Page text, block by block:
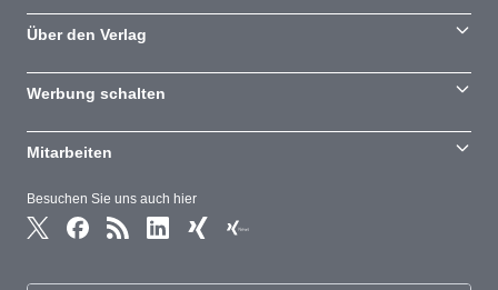
Besuchen Sie uns auch hier
Über den Verlag
Werbung schalten
Mitarbeiten